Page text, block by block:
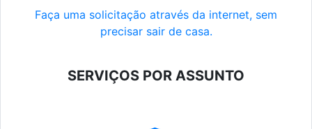
Faça uma solicitação através da internet, sem
precisar sair de casa.
SERVIÇOS POR ASSUNTO